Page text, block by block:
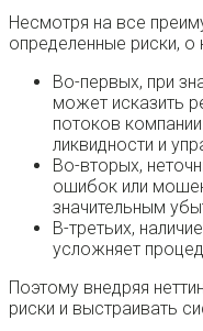
Несмотря на все
определенные риски, о
Во-первых, при
может исказить
потоков
ликвидности и
Во-вторых,
ошибок или
значительным
В-третьих,
усложняет
Поэтому внедряя
риски и выстраивать